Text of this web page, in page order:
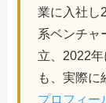
業に入社し
系ベンチャ
立、2022
も、実際に
プロフィー